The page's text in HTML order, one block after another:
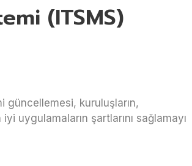
(ITSMS)
güncellemesi, kuruluşların,
uygulamaların şartlarını sağlamayı